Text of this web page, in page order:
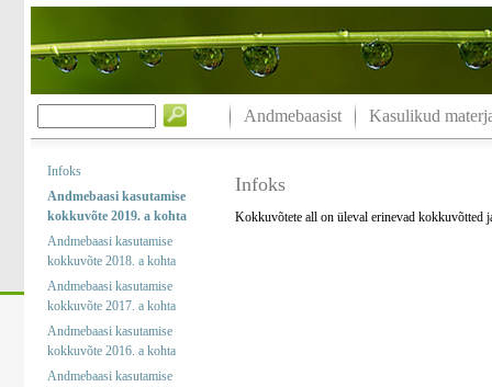
Andmebaasist Kasulikud
Infoks
Andmebaasi kasutamise
kokkuvõte 2019. a kohta
Andmebaasi kasutamise
kokkuvõte 2018. a kohta
Andmebaasi kasutamise
kokkuvõte 2017. a kohta
Andmebaasi kasutamise
kokkuvõte 2016. a kohta
Andmebaasi kasutamise
Infoks
Kokkuvõtete all on üleval erinevad kokkuvõtted